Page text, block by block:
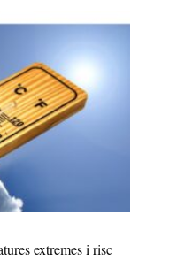
extremes i risc